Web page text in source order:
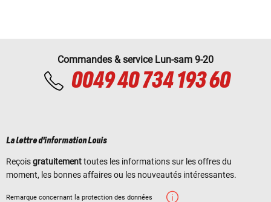
Commandes & service Lun-sam 9-20
0049 40 734 193 60
La lettre d'information Louis
Reçoisgratuitementtoutes les informations sur les offres du
moment, les bonnes affaires ou les nouveautés intéressantes.
Remarque concernant la protection des données